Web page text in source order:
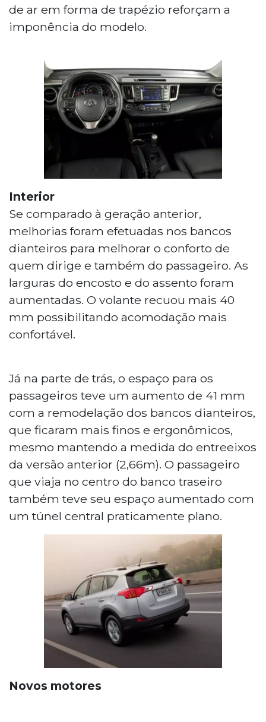
de ar em forma de trapézio reforçam a
imponência do modelo.
Interior
Se comparado à geração anterior,
melhorias foram efetuadas nos bancos
dianteiros para melhorar o conforto de
quem dirige e também do passageiro. As
larguras do encosto e do assento foram
aumentadas. O volante recuou mais 40
mm possibilitando acomodação mais
confortável.
Já na parte de trás, o espaço para os
passageiros teve um aumento de 41 mm
com a remodelação dos bancos dianteiros,
que ficaram mais finos e ergonômicos,
mesmo mantendo a medida do entreeixos
da versão anterior (2,66m). O passageiro
que viaja no centro do banco traseiro
também teve seu espaço aumentado com
um túnel central praticamente plano.
Novos motores